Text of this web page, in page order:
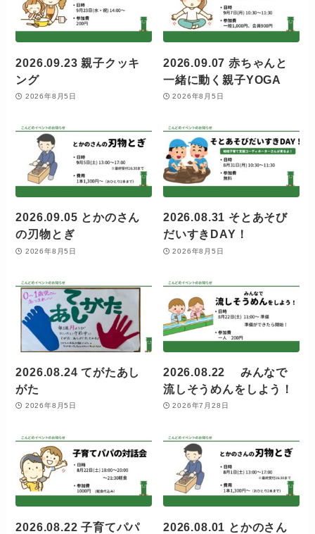
2026.09.23 親子クッキ
ング
2026年8月5日
2026.09.07 赤ちゃんと
一緒に動く親子YOGA
2026年8月5日
2026.09.05 とかのさん
の刃物とぎ
2026年8月5日
2026.08.31 そとあそび
だいすきDAY！
2026年8月5日
2026.08.24 てがたあし
がた
2026年8月5日
2026.08.22 みんなで
流しそうめんをしよう！
2026年7月28日
2026.08.22 子育てパパ
2026.08.01 とかのさん